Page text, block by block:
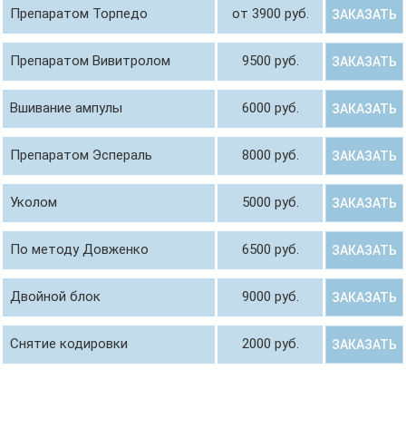
Препаратом Торпедо от 3900 руб. ЗАКАЗАТЬ
Препаратом Вивитролом 9500 руб. ЗАКАЗАТЬ
Вшивание ампулы 6000 руб. ЗАКАЗАТЬ
Препаратом Эспераль 8000 руб. ЗАКАЗАТЬ
Уколом 5000 руб. ЗАКАЗАТЬ
По методу Довженко 6500 руб. ЗАКАЗАТЬ
Двойной блок 9000 руб. ЗАКАЗАТЬ
Снятие кодировки 2000 руб. ЗАКАЗАТЬ